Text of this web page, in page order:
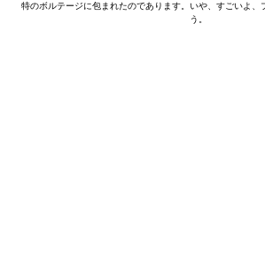
特のボルテージに包まれたのであります。いや、すごいよ、
う。